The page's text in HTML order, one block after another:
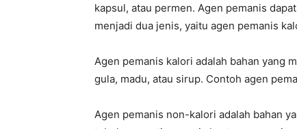
kapsul, atau permen. Agen pemanis
menjadi dua jenis, yaitu agen pemanis
Agen pemanis kalori adalah bahan yang
gula, madu, atau sirup. Contoh agen
Agen pemanis non-kalori adalah bahan